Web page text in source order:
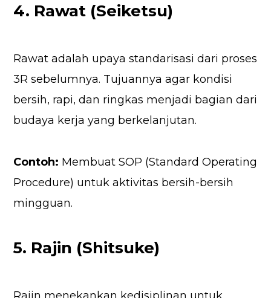
4. Rawat (Seiketsu)
Rawat adalah upaya standarisasi dari proses
3R sebelumnya. Tujuannya agar kondisi
bersih, rapi, dan ringkas menjadi bagian dari
budaya kerja yang berkelanjutan.
Contoh: Membuat SOP (Standard Operating
Procedure) untuk aktivitas bersih-bersih
mingguan.
5. Rajin (Shitsuke)